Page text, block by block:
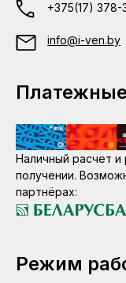
+375(17) 378-
info@i-ven.by
Наличный расчет и
получении.
партнёрах:
Режим